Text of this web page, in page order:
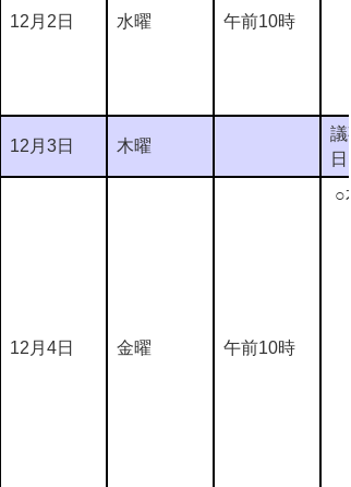
12月2日 水曜 午前10時
12月3日 木曜
議
日
12月4日 金曜 午前10時
○